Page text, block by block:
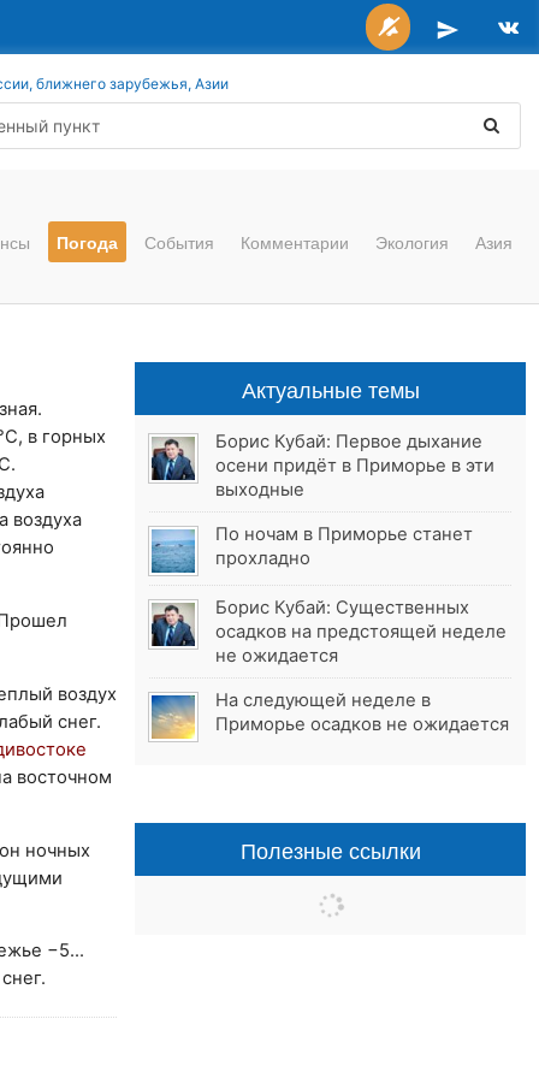
ближнего зарубежья, Азии
Погода События Комментарии Экология Азия
в горных
воздуха
воздух
снег.
восточном
ночных
−5...
Актуальные темы
Борис Кубай: Первое дыхание
осени придёт в Приморье в эти
выходные
По ночам в Приморье станет
прохладно
Борис Кубай: Существенных
осадков на предстоящей неделе
не ожидается
На следующей неделе в
Приморье осадков не ожидается
Полезные ссылки